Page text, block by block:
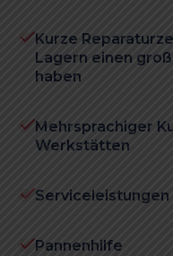
Kurze
Lagern einen
haben
Mehrsprachiger
Werkstätten
Pannenhilfe